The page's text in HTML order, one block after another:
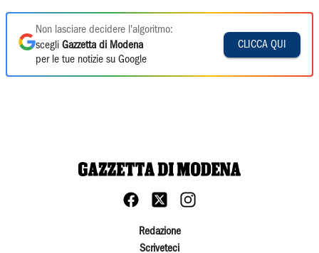
Non lasciare decidere l'algoritmo:
scegli Gazzetta di Modena
per le tue notizie su Google
CLICCA QUI
Redazione
Scriveteci